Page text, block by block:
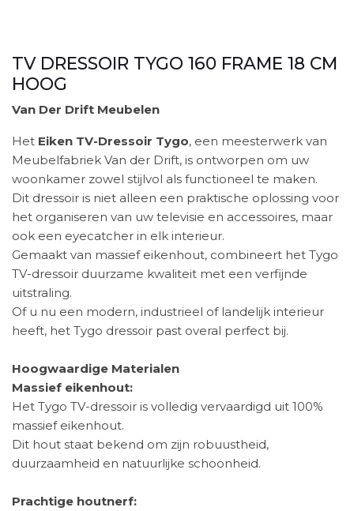
TV DRESSOIR TYGO 160 FRAME 18 CM
HOOG
Van Der Drift Meubelen
Het Eiken TV-Dressoir Tygo, een meesterwerk van
Meubelfabriek Van der Drift, is ontworpen om uw
woonkamer zowel stijlvol als functioneel te maken.
Dit dressoir is niet alleen een praktische oplossing voor
het organiseren van uw televisie en accessoires, maar
ook een eyecatcher in elk interieur.
Gemaakt van massief eikenhout, combineert het Tygo
TV-dressoir duurzame kwaliteit met een verfijnde
uitstraling.
Of u nu een modern, industrieel of landelijk interieur
heeft, het Tygo dressoir past overal perfect bij.
Hoogwaardige Materialen
Massief eikenhout:
Het Tygo TV-dressoir is volledig vervaardigd uit 100%
massief eikenhout.
Dit hout staat bekend om zijn robuustheid,
duurzaamheid en natuurlijke schoonheid.
Prachtige houtnerf: